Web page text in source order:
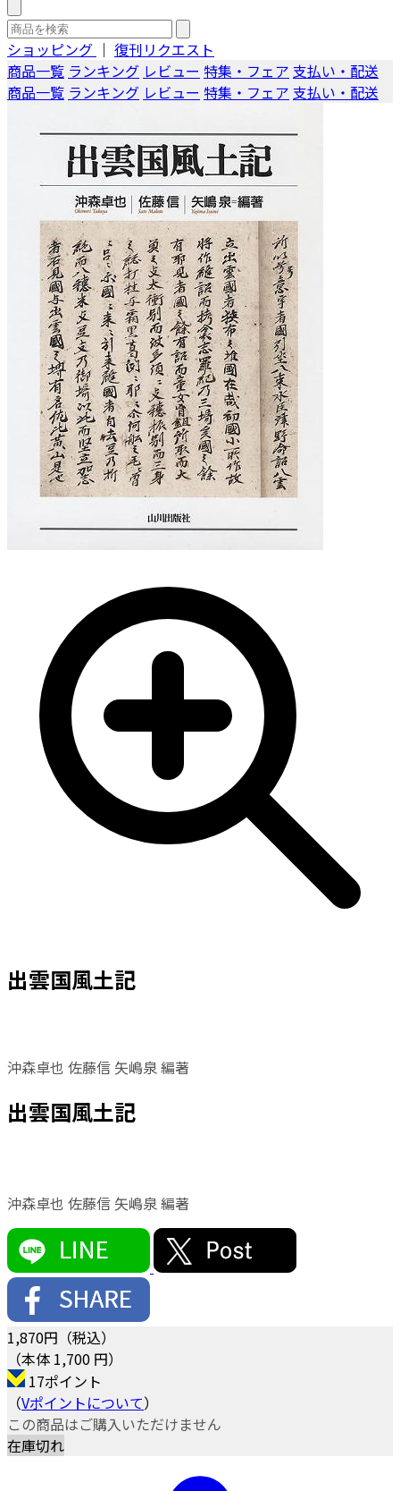
ショッピング ｜ 復刊リクエスト
商品一覧 ランキング レビュー 特集・フェア 支払い・配送
商品一覧 ランキング レビュー 特集・フェア 支払い・配送
出雲国風土記
沖森卓也 佐藤信 矢嶋泉 編著
出雲国風土記
沖森卓也 佐藤信 矢嶋泉 編著
1,870円（税込）
（本体 1,700 円）
17ポイント
（Vポイントについて）
この商品はご購入いただけません
在庫切れ